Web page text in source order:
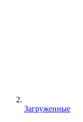
Загруженные